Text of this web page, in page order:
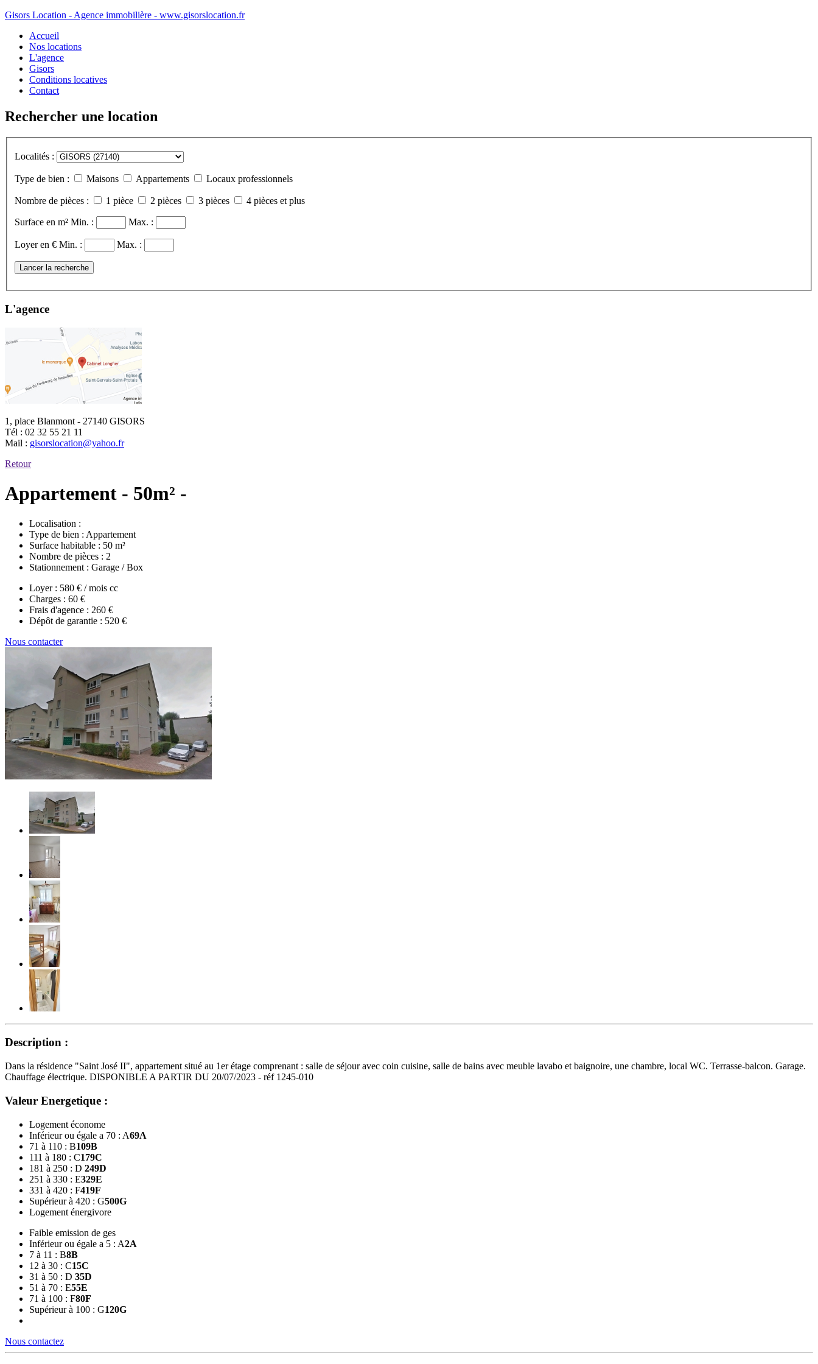
Gisors Location - Agence immobilière - www.gisorslocation.fr
Accueil
Nos locations
L'agence
Gisors
Conditions locatives
Contact
Rechercher une location
Localités :
Type de bien : Maisons Appartements Locaux professionnels
Nombre de pièces : 1 pièce 2 pièces 3 pièces 4 pièces et plus
Surface en m² Min. : Max. :
Loyer en € Min. : Max. :
Lancer la recherche
L'agence
1, place Blanmont - 27140 GISORS
Tél : 02 32 55 21 11
Mail : gisorslocation@yahoo.fr
Retour
Appartement - 50m² -
Localisation :
Type de bien : Appartement
Surface habitable : 50 m²
Nombre de pièces : 2
Stationnement : Garage / Box
Loyer : 580 € / mois cc
Charges : 60 €
Frais d'agence : 260 €
Dépôt de garantie : 520 €
Nous contacter
Description :
Dans la résidence "Saint José II", appartement situé au 1er étage comprenant : salle de séjour avec coin cuisine, salle de bains avec meuble lavabo et baignoire, une chambre, local WC. Terrasse-balcon. Garage.
Chauffage électrique. DISPONIBLE A PARTIR DU 20/07/2023 - réf 1245-010
Valeur Energetique :
Logement économe
Inférieur ou égale a 70 : A69A
71 à 110 : B109B
111 à 180 : C179C
181 à 250 : D 249D
251 à 330 : E329E
331 à 420 : F419F
Supérieur à 420 : G500G
Logement énergivore
Faible emission de ges
Inférieur ou égale a 5 : A2A
7 à 11 : B8B
12 à 30 : C15C
31 à 50 : D 35D
51 à 70 : E55E
71 à 100 : F80F
Supérieur à 100 : G120G
Nous contactez